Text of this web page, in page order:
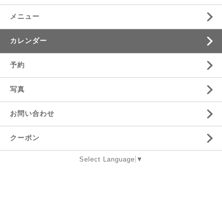
メニュー
カレンダー
予約
写真
お問い合わせ
クーポン
Select Language ▼